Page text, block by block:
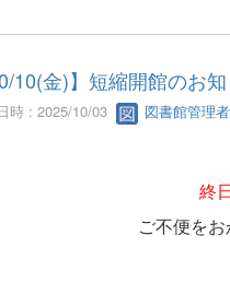
10(金)】短縮開館のお知
時 : 2025/10/03 図書館管理者
終
ご不便を